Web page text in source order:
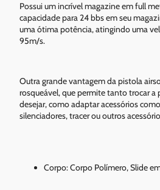
Possui um incrível magazine em full
capacidade para 24 bbs em seu
uma ótima potência, atingindo uma
95m/s.
Outra grande vantagem da pistola
rosqueável, que permite tanto trocar
desejar, como adaptar acessórios
silenciadores, tracer ou outros
Corpo: Corpo Polímero, Slide